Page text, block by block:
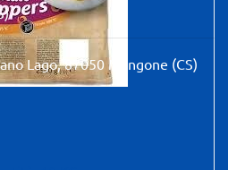
Lago, 87050 Mangone (CS)